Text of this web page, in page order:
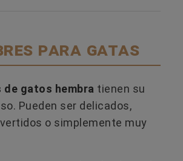
para gatas
de gatos hembra tienen su
Pueden ser delicados,
o simplemente muy